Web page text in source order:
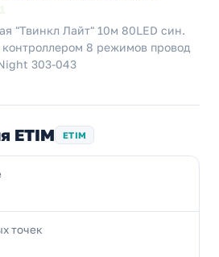
"Твинкл Лайт" 10м 80LED син.
контроллером 8 режимов провод
303-043
ETIM ETIM
точек